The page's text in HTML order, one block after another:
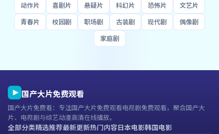
动作片 喜剧片 悬疑片 科幻片 恐怖片 文艺片
青春片 校园剧 职场剧 古装剧 现代剧 偶像剧
家庭剧
国产大片免费观看
国产大片免费看：专注国产大片免费观看电视剧免费观看，聚合国产大
片、电视剧与综艺动漫高清在线播放。
全部分类精选推荐最新更新热门内容日本电影韩国电影